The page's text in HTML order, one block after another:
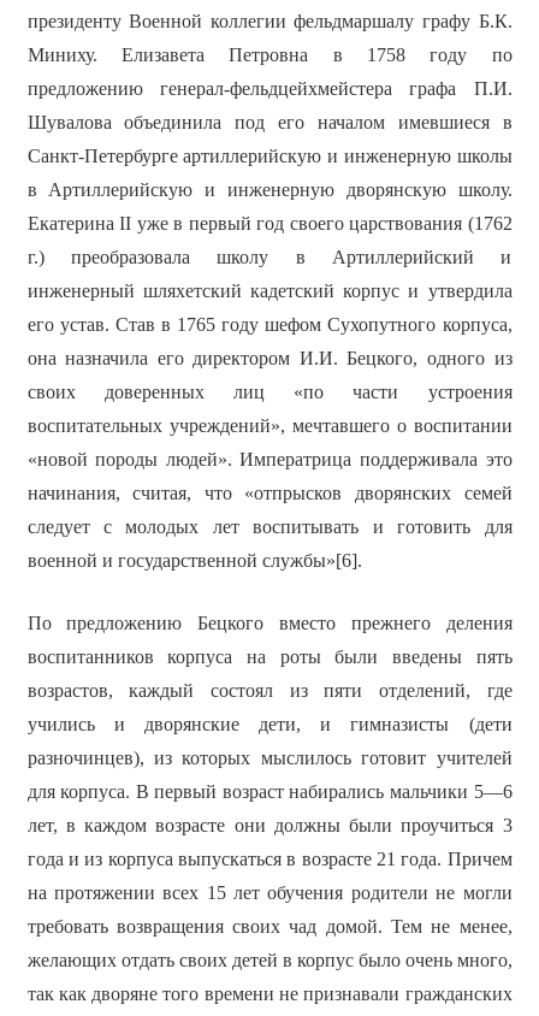
президенту Военной коллегии фельдмаршалу графу Б.К.
Миниху. Елизавета Петровна в 1758 году по
предложению генерал-фельдцейхмейстера графа П.И.
Шувалова объединила под его началом имевшиеся в
Санкт-Петербурге артиллерийскую и инженерную школы
в Артиллерийскую и инженерную дворянскую школу.
Екатерина II уже в первый год своего царствования (1762
г.) преобразовала школу в Артиллерийский и
инженерный шляхетский кадетский корпус и утвердила
его устав. Став в 1765 году шефом Сухопутного корпуса,
она назначила его директором И.И. Бецкого, одного из
своих доверенных лиц «по части устроения
воспитательных учреждений», мечтавшего о воспитании
«новой породы людей». Императрица поддерживала это
начинания, считая, что «отпрысков дворянских семей
следует с молодых лет воспитывать и готовить для
военной и государственной службы»[6].
По предложению Бецкого вместо прежнего деления
воспитанников корпуса на роты были введены пять
возрастов, каждый состоял из пяти отделений, где
учились и дворянские дети, и гимназисты (дети
разночинцев), из которых мыслилось готовит учителей
для корпуса. В первый возраст набирались мальчики 5—6
лет, в каждом возрасте они должны были проучиться 3
года и из корпуса выпускаться в возрасте 21 года. Причем
на протяжении всех 15 лет обучения родители не могли
требовать возвращения своих чад домой. Тем не менее,
желающих отдать своих детей в корпус было очень много,
так как дворяне того времени не признавали гражданских